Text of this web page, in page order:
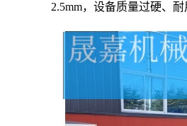
2.5mm，设备质量过硬、